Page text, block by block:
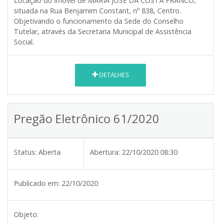
situada na Rua Benjamim Constant, nº 838, Centro.
Objetivando o funcionamento da Sede do Conselho
Tutelar, através da Secretaria Municipal de Assistência
Social.
DETALHES
Pregão Eletrônico 61/2020
Status: Aberta Abertura: 22/10/2020 08:30
Publicado em: 22/10/2020
Objeto: